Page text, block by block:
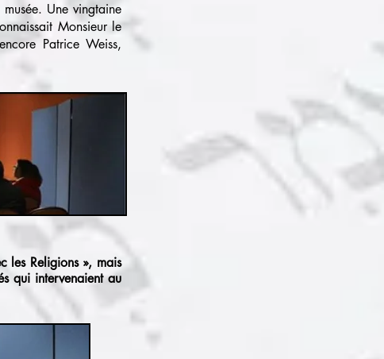
Une vingtaine
Monsieur le
Patrice Weiss,
les Religions », mais
qui intervenaient au